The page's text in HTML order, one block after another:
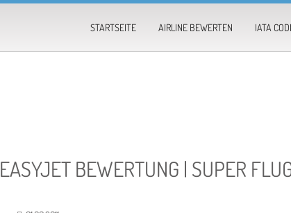
STARTSEITE AIRLINE BEWERTEN IATA
EASYJET BEWERTUNG | SUPER